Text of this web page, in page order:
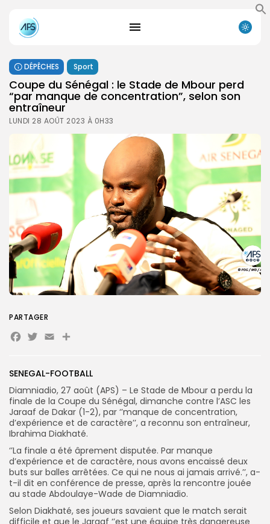
FR
DÉPÊCHES Sport
Coupe du Sénégal : le Stade de Mbour perd
“par manque de concentration”, selon son
entraîneur
LUNDI 28 AOÛT 2023 À 0H33
SENEGAL-FOOTBALL
Diamniadio, 27 août (APS) – Le Stade de Mbour a perdu la
finale de la Coupe du Sénégal, dimanche contre l’ASC les
Jaraaf de Dakar (1-2), par ‘’manque de concentration,
d’expérience et de caractère’’, a reconnu son entraîneur,
Ibrahima Diakhaté.
‘’La finale a été âprement disputée. Par manque
d’expérience et de caractère, nous avons encaissé deux
buts sur balles arrêtées. Ce qui ne nous ai jamais arrivé.’’, a-
t-il dit en conférence de presse, après la rencontre jouée
au stade Abdoulaye-Wade de Diamniadio.
Selon Diakhaté, ses joueurs savaient que le match serait
difficile et que le Jaraaf ‘’est une équipe très dangereuse
PARTAGER
Facebook
Twitter
EmailPartager